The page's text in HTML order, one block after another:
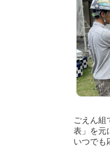
ごえん組
表」を元
いつでも